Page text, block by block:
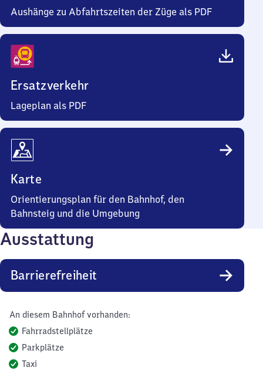
Aushänge zu Abfahrtszeiten der Züge als PDF
Ersatzverkehr
Lageplan als PDF
Karte
Orientierungsplan für den Bahnhof, den
Bahnsteig und die Umgebung
Ausstattung
Barrierefreiheit
An diesem Bahnhof vorhanden:
Fahrradstellplätze
Parkplätze
Taxi